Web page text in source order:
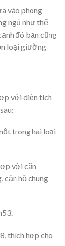
vào phong
ngủ như thế
đó bạn cũng
loại giường
với diện tích
trong hai loại
với căn
căn hộ chung
thích hợp cho